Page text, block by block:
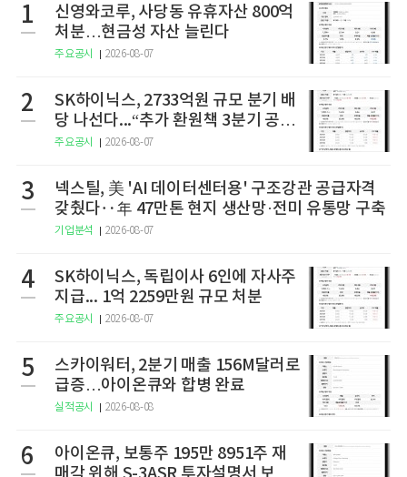
1
신영와코루, 사당동 유휴자산 800억
처분…현금성 자산 늘린다
주요공시 2026-08-07
2
SK하이닉스, 2733억원 규모 분기 배
당 나선다...“추가 환원책 3분기 공
개”
주요공시 2026-08-07
3
넥스틸, 美 'AI 데이터센터용' 구조강관 공급자격
갖췄다‥年 47만톤 현지 생산망·전미 유통망 구축
기업분석 2026-08-07
4
SK하이닉스, 독립이사 6인에 자사주
지급... 1억 2259만원 규모 처분
주요공시 2026-08-07
5
스카이워터, 2분기 매출 156M달러로
급증…아이온큐와 합병 완료
실적공시 2026-08-08
6
아이온큐, 보통주 195만 8951주 재